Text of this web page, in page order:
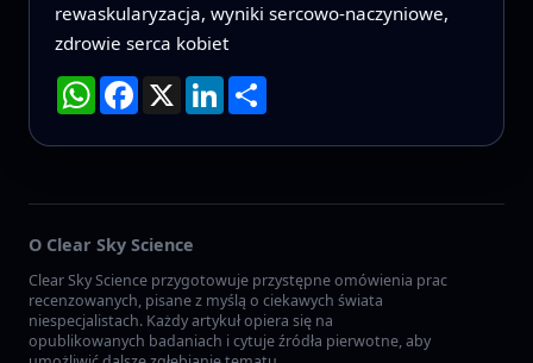
rewaskularyzacja, wyniki sercowo‑naczyniowe,
zdrowie serca kobiet
WhatsApp
Facebook
X LinkedInPodziel
się
O Clear Sky Science
Clear Sky Science przygotowuje przystępne omówienia prac
recenzowanych, pisane z myślą o ciekawych świata
niespecjalistach. Każdy artykuł opiera się na
opublikowanych badaniach i cytuje źródła pierwotne, aby